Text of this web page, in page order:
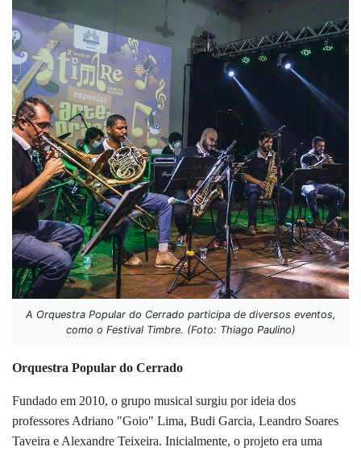
A Orquestra Popular do Cerrado participa de diversos eventos,
como o Festival Timbre. (Foto: Thiago Paulino)
Orquestra Popular do Cerrado
Fundado em 2010, o grupo musical surgiu por ideia dos
professores Adriano "Goio" Lima, Budi Garcia, Leandro Soares
Taveira e Alexandre Teixeira. Inicialmente, o projeto era uma